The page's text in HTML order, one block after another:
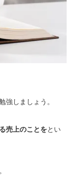
強しましょう。
売上のことをとい